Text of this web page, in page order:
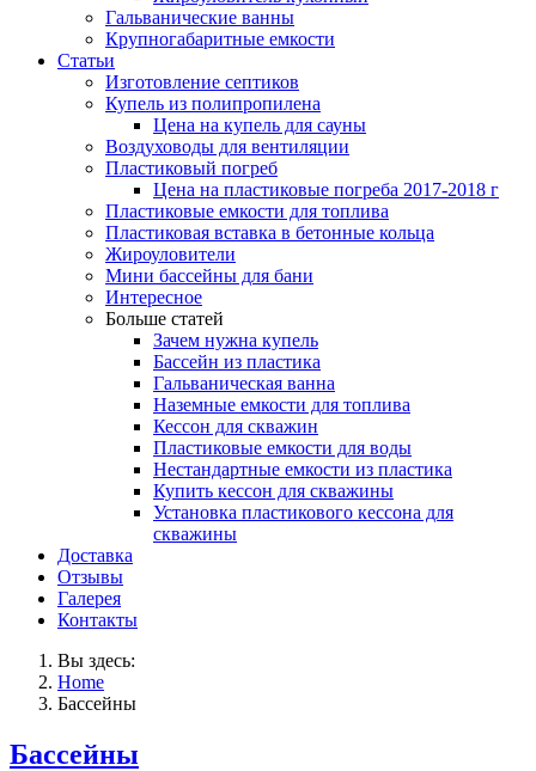
Гальванические ванны
Крупногабаритные емкости
Статьи
Изготовление септиков
Купель из полипропилена
Цена на купель для сауны
Воздуховоды для вентиляции
Пластиковый погреб
Цена на пластиковые погреба 2017-2018 г
Пластиковые емкости для топлива
Пластиковая вставка в бетонные кольца
Жироуловители
Мини бассейны для бани
Интересное
Больше статей
Зачем нужна купель
Бассейн из пластика
Гальваническая ванна
Наземные емкости для топлива
Кессон для скважин
Пластиковые емкости для воды
Нестандартные емкости из пластика
Купить кессон для скважины
Установка пластикового кессона для
скважины
Доставка
Отзывы
Галерея
Контакты
Вы здесь:
Home
Бассейны
Бассейны